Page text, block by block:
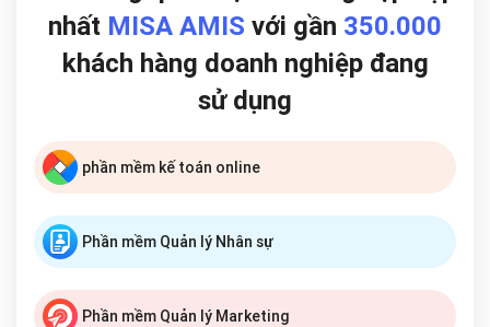
nhất MISA AMIS với gần 350.000
khách hàng doanh nghiệp đang
sử dụng
phần mềm kế toán online
Phần mềm Quản lý Nhân sự
Phần mềm Quản lý Marketing